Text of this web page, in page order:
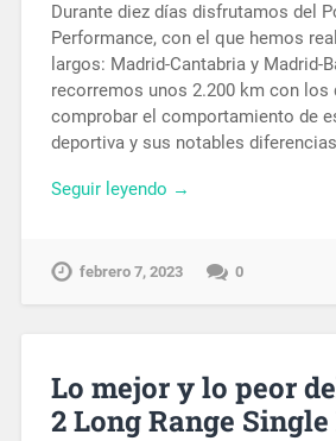
Durante diez días disfrutamos del
Performance, con el que hemos
largos: Madrid-Cantabria y Madrid-
recorremos unos 2.200 km con los
comprobar el comportamiento de
deportiva y sus notables
Seguir leyendo →
febrero 7, 2023 0
Lo mejor y lo peor
2 Long Range